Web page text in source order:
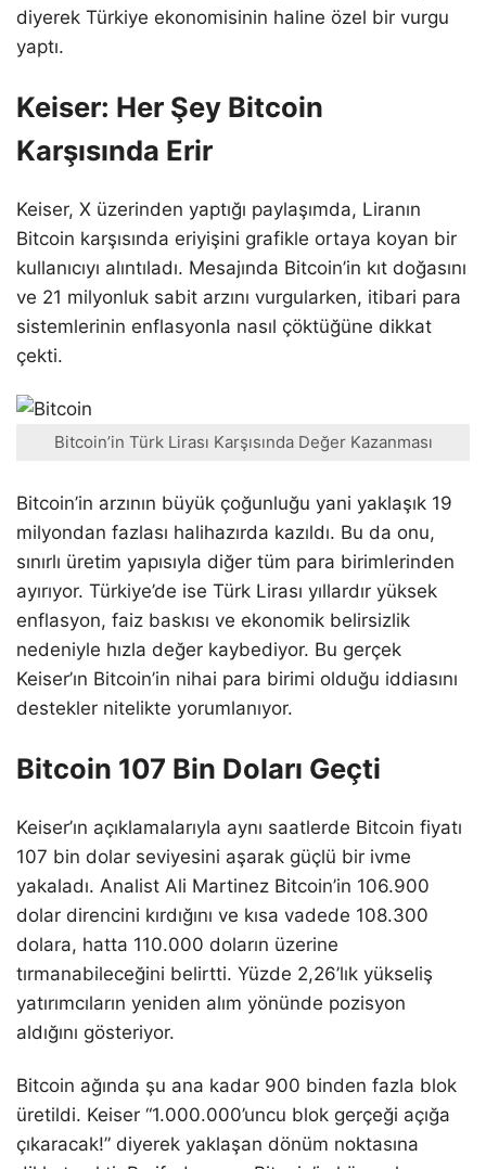
diyerek Türkiye ekonomisinin haline özel bir vurgu
yaptı.
Keiser: Her Şey Bitcoin
Karşısında Erir
Keiser, X üzerinden yaptığı paylaşımda, Liranın
Bitcoin karşısında eriyişini grafikle ortaya koyan bir
kullanıcıyı alıntıladı. Mesajında Bitcoin’in kıt doğasını
ve 21 milyonluk sabit arzını vurgularken, itibari para
sistemlerinin enflasyonla nasıl çöktüğüne dikkat
çekti.
Bitcoin’in Türk Lirası Karşısında Değer Kazanması
Bitcoin’in arzının büyük çoğunluğu yani yaklaşık 19
milyondan fazlası halihazırda kazıldı. Bu da onu,
sınırlı üretim yapısıyla diğer tüm para birimlerinden
ayırıyor. Türkiye’de ise Türk Lirası yıllardır yüksek
enflasyon, faiz baskısı ve ekonomik belirsizlik
nedeniyle hızla değer kaybediyor. Bu gerçek
Keiser’ın Bitcoin’in nihai para birimi olduğu iddiasını
destekler nitelikte yorumlanıyor.
Bitcoin 107 Bin Doları Geçti
Keiser’ın açıklamalarıyla aynı saatlerde Bitcoin fiyatı
107 bin dolar seviyesini aşarak güçlü bir ivme
yakaladı. Analist Ali Martinez Bitcoin’in 106.900
dolar direncini kırdığını ve kısa vadede 108.300
dolara, hatta 110.000 doların üzerine
tırmanabileceğini belirtti. Yüzde 2,26’lık yükseliş
yatırımcıların yeniden alım yönünde pozisyon
aldığını gösteriyor.
Bitcoin ağında şu ana kadar 900 binden fazla blok
üretildi. Keiser “1.000.000’uncu blok gerçeği açığa
çıkaracak!” diyerek yaklaşan dönüm noktasına